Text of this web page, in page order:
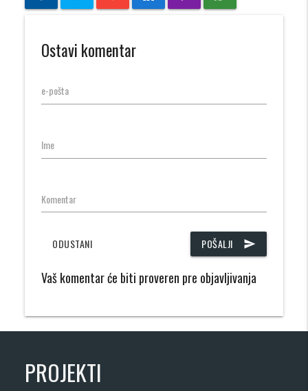
Ostavi komentar
e-pošta
Ime
Komentar
POŠALJI send
ODUSTANI
Vaš komentar će biti proveren pre objavljivanja
PROJEKTI